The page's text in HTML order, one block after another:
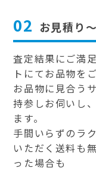
02 お見積り
査定結果にご満
トにてお品物を
お品物に見合う
持参しお伺いし
ます。
手間いらずのラ
いただく送料も
った場合も